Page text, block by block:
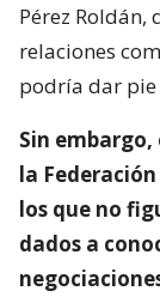
Pérez
relaciones
podría dar pie
Sin
la
los que no
dados a